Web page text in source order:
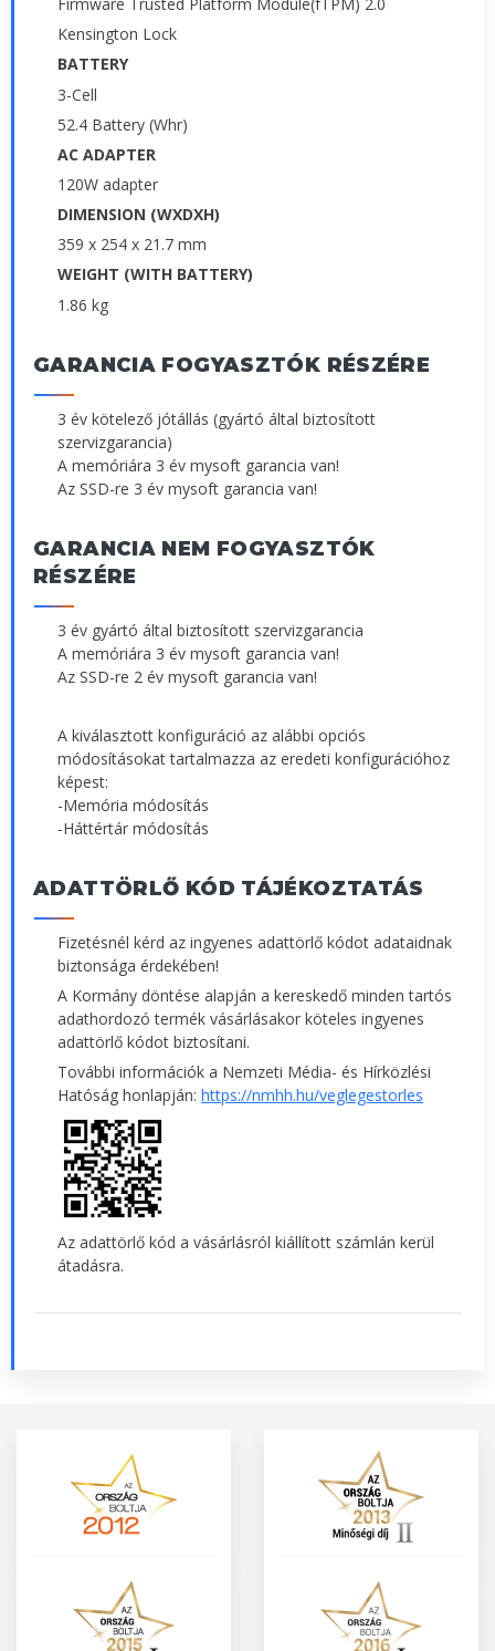
Kensington Lock
BATTERY
3-Cell
52.4 Battery (Whr)
AC ADAPTER
120W adapter
DIMENSION (WXDXH)
359 x 254 x 21.7 mm
WEIGHT (WITH BATTERY)
1.86 kg
GARANCIA FOGYASZTÓK RÉSZÉRE
3 év kötelező jótállás (gyártó által biztosított
szervizgarancia)
A memóriára 3 év mysoft garancia van!
Az SSD-re 3 év mysoft garancia van!
GARANCIA NEM FOGYASZTÓK
RÉSZÉRE
3 év gyártó által biztosított szervizgarancia
A memóriára 3 év mysoft garancia van!
Az SSD-re 2 év mysoft garancia van!
A kiválasztott konfiguráció az alábbi opciós
módosításokat tartalmazza az eredeti konfigurációhoz
képest:
-Memória módosítás
-Háttértár módosítás
ADATTÖRLŐ KÓD TÁJÉKOZTATÁS
Fizetésnél kérd az ingyenes adattörlő kódot adataidnak
biztonsága érdekében!
A Kormány döntése alapján a kereskedő minden tartós
adathordozó termék vásárlásakor köteles ingyenes
adattörlő kódot biztosítani.
További információk a Nemzeti Média- és Hírközlési
Hatóság honlapján: https://nmhh.hu/veglegestorles
Az adattörlő kód a vásárlásról kiállított számlán kerül
átadásra.